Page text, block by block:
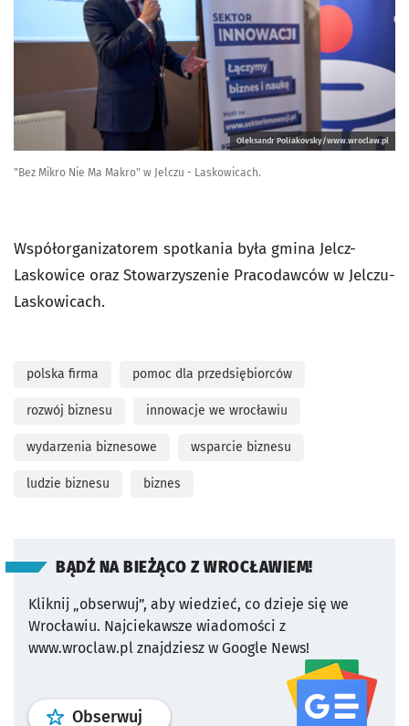
Oleksandr Poliakovsky/www.wroclaw.pl
"Bez Mikro Nie Ma Makro" w Jelczu - Laskowicach.
Współorganizatorem spotkania była gmina Jelcz-
Laskowice oraz Stowarzyszenie Pracodawców w Jelczu-
Laskowicach.
polska firma pomoc dla przedsiębiorców
rozwój biznesu innowacje we wrocławiu
wydarzenia biznesowe wsparcie biznesu
ludzie biznesu biznes
BĄDŹ NA BIEŻĄCO Z WROCŁAWIEM!
Kliknij „obserwuj”, aby wiedzieć, co dzieje się we
Wrocławiu. Najciekawsze wiadomości z
www.wroclaw.pl znajdziesz w Google News!
Obserwuj profil serwisu